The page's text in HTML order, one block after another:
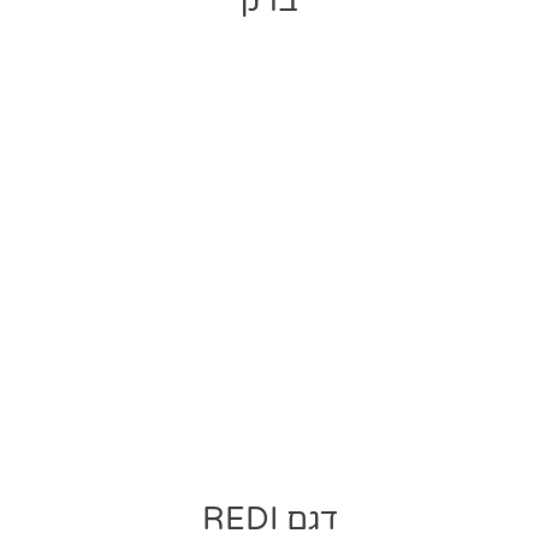
דגם REDI